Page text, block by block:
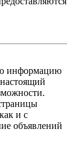
информацию
и с
объявлений